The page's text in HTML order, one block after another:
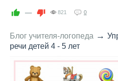
— 821 0
Блог учителя-логопеда →
речи детей 4 - 5 лет